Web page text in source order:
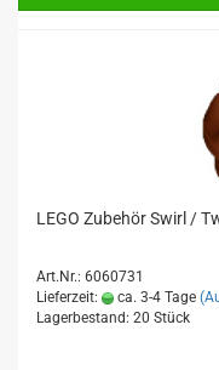
LEGO Zubehör Swirl /
Art.Nr.: 6060731
Lieferzeit:
ca. 3-4 Tage
Lagerbestand: 20 Stück